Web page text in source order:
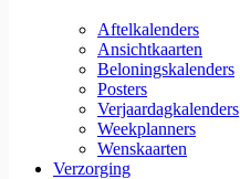
Aftelkalenders
Ansichtkaarten
Beloningskalenders
Posters
Verjaardagkalenders
Weekplanners
Wenskaarten
Verzorging